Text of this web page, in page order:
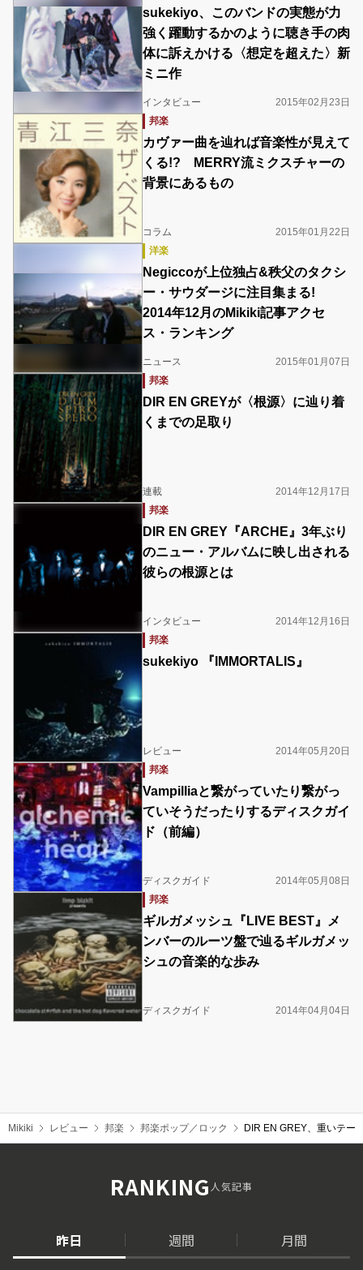
sukekiyo、このバンドの実態が力
強く躍動するかのように聴き手の肉
体に訴えかける〈想定を超えた〉新
ミニ作
インタビュー
2015年02月23日
邦楽
カヴァー曲を辿れば音楽性が見えて
くる!? MERRY流ミクスチャーの
背景にあるもの
コラム
2015年01月22日
洋楽
Negiccoが上位独占&秩父のタクシ
ー・サウダージに注目集まる!
2014年12月のMikiki記事アクセ
ス・ランキング
ニュース
2015年01月07日
邦楽
DIR EN GREYが〈根源〉に辿り着
くまでの足取り
連載
2014年12月17日
邦楽
DIR EN GREY『ARCHE』3年ぶり
のニュー・アルバムに映し出される
彼らの根源とは
インタビュー
2014年12月16日
邦楽
sukekiyo 『IMMORTALIS』
レビュー
2014年05月20日
邦楽
Vampilliaと繋がっていたり繋がっ
ていそうだったりするディスクガイ
ド（前編）
ディスクガイド
2014年05月08日
邦楽
ギルガメッシュ『LIVE BEST』メ
ンバーのルーツ盤で辿るギルガメッ
シュの音楽的な歩み
ディスクガイド 2014年04月04日
Mikiki レビュー 邦楽 邦楽ポップ／ロック DIR EN GREY、重いテー
RANKING人気記事
昨日 週間 月間